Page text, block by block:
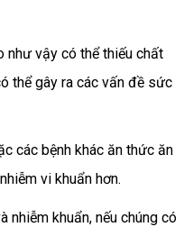
như vậy có thể thiếu chất
thể gây ra các vấn đề sức
các bệnh khác ăn thức ăn
vi khuẩn hơn.
nhiễm khuẩn, nếu chúng có